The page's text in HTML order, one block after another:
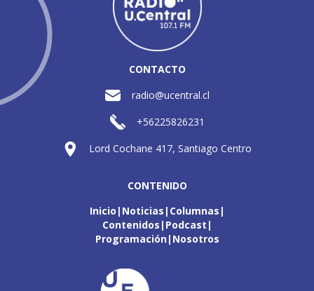
CONTACTO
radio@ucentral.cl
+56225826231
Lord Cochane 417, Santiago Centro
CONTENIDO
Inicio Noticias Columnas
Contenidos Podcast
Programación Nosotros